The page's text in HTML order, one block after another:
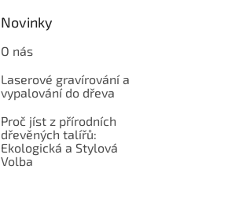
Novinky
O nás
Laserové gravírování a
vypalování do dřeva
Proč jíst z přírodních
dřevěných talířů:
Ekologická a Stylová
Volba